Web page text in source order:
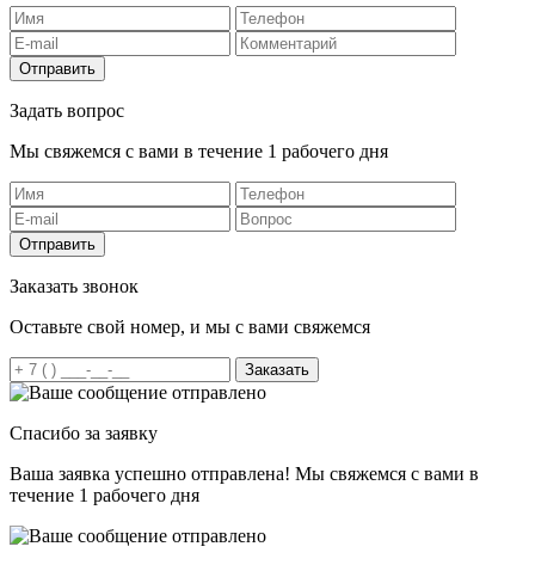
Отправить
Задать вопрос
Мы свяжемся с вами в течение 1 рабочего дня
Отправить
Заказать звонок
Оставьте свой номер, и мы с вами свяжемся
Заказать
Спасибо за заявку
Ваша заявка успешно отправлена! Мы свяжемся с вами в
течение 1 рабочего дня